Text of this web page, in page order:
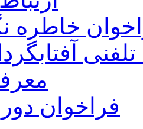
خاطره
تلفنی
فراخوان